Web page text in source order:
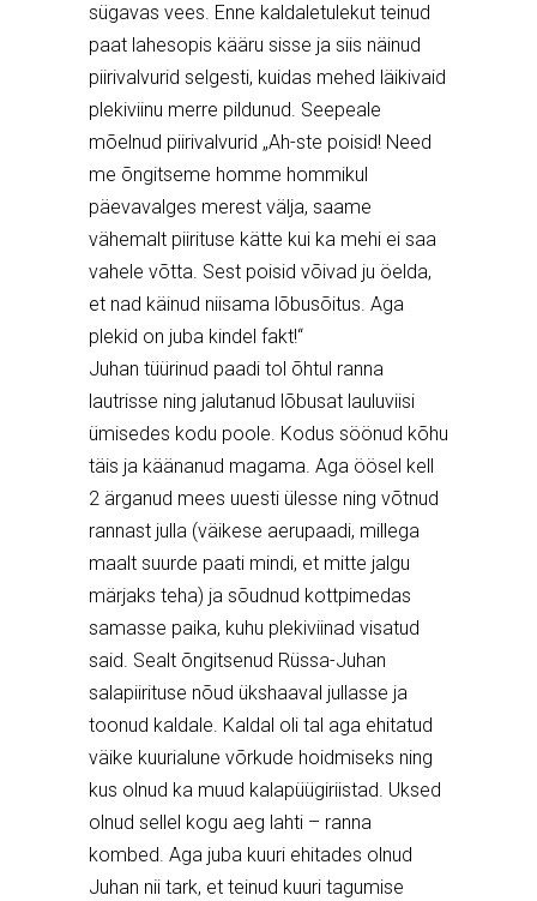
sügavas vees. Enne kaldaletulekut teinud
paat lahesopis kääru sisse ja siis näinud
piirivalvurid selgesti, kuidas mehed läikivaid
plekiviinu merre pildunud. Seepeale
mõelnud piirivalvurid „Ah-ste poisid! Need
me õngitseme homme hommikul
päevavalges merest välja, saame
vähemalt piirituse kätte kui ka mehi ei saa
vahele võtta. Sest poisid võivad ju öelda,
et nad käinud niisama lõbusõitus. Aga
plekid on juba kindel fakt!“
Juhan tüürinud paadi tol õhtul ranna
lautrisse ning jalutanud lõbusat lauluviisi
ümisedes kodu poole. Kodus söönud kõhu
täis ja käänanud magama. Aga öösel kell
2 ärganud mees uuesti ülesse ning võtnud
rannast julla (väikese aerupaadi, millega
maalt suurde paati mindi, et mitte jalgu
märjaks teha) ja sõudnud kottpimedas
samasse paika, kuhu plekiviinad visatud
said. Sealt õngitsenud Rüssa-Juhan
salapiirituse nõud ükshaaval jullasse ja
toonud kaldale. Kaldal oli tal aga ehitatud
väike kuurialune võrkude hoidmiseks ning
kus olnud ka muud kalapüügiriistad. Uksed
olnud sellel kogu aeg lahti – ranna
kombed. Aga juba kuuri ehitades olnud
Juhan nii tark, et teinud kuuri tagumise